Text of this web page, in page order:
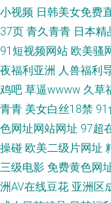
小视频 日韩美女免费
37页 青久青青 日本精
91短视频网站 欧美骚
夜福利亚洲 人兽福利
鸡吧 草逼wwww 久草
青青 美女白丝18禁 91
色网址网站网址 97超
操碰 欧美二级片网址
三级电影 免费黄色网
洲AV在线豆花 亚洲区